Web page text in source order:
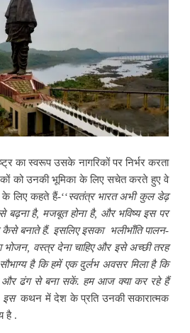
का स्वरूप उसके नागरिकों पर निर्भर करता
को उनकी भूमिका के लिए सचेत करते हुए वे
के लिए कहते हैं-‘‘स्वतंत्र भारत अभी कुल डेढ़
बढ़ना है, मजबूत होना है, और भविष्य इस पर
बनाते हैं. इसलिए इसका भलीभाँति पालन-
भोजन, वस्त्र देना चाहिए और इसे अच्छी तरह
है कि हमें एक दुर्लभ अवसर मिला है कि
ढंग से बना सकें. हम आज क्या कर रहे हैं
इस कथन में देश के प्रति उनकी सकारात्मक
है .